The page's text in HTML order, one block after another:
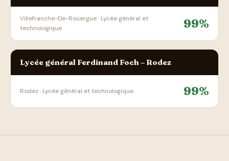
Villefranche-De-Rouergue · Lycée général et
technologique
99%
Lycée général Ferdinand Foch – Rodez
Rodez · Lycée général et technologique 99%